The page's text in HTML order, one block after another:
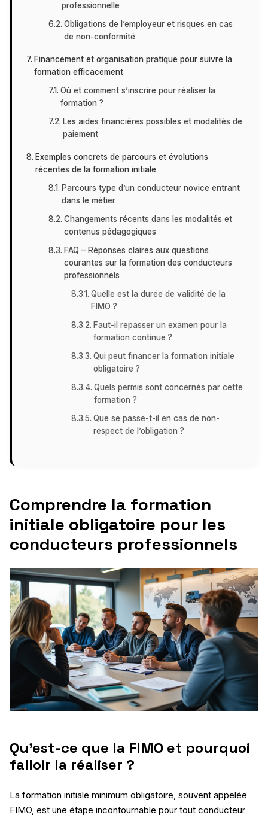
professionnelle
Obligations de l’employeur et risques en cas
de non-conformité
Financement et organisation pratique pour suivre la
formation efficacement
Où et comment s’inscrire pour réaliser la
formation ?
Les aides financières possibles et modalités de
paiement
Exemples concrets de parcours et évolutions
récentes de la formation initiale
Parcours type d’un conducteur novice entrant
dans le métier
Changements récents dans les modalités et
contenus pédagogiques
FAQ – Réponses claires aux questions
courantes sur la formation des conducteurs
professionnels
Quelle est la durée de validité de la
FIMO ?
Faut-il repasser un examen pour la
formation continue ?
Qui peut financer la formation initiale
obligatoire ?
Quels permis sont concernés par cette
formation ?
Que se passe-t-il en cas de non-
respect de l’obligation ?
Comprendre la formation
initiale obligatoire pour les
conducteurs professionnels
Qu’est-ce que la FIMO et pourquoi
falloir la réaliser ?
La formation initiale minimum obligatoire, souvent appelée
FIMO, est une étape incontournable pour tout conducteur